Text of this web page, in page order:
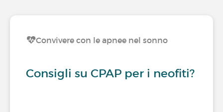
Convivere con le apnee nel sonno
Consigli su CPAP per i neofiti?